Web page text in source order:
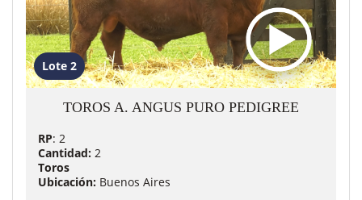
Lote 2
TOROS A. ANGUS PURO PEDIGREE
RP: 2
Cantidad: 2
Toros
Ubicación: Buenos Aires